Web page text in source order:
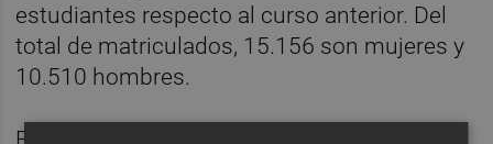
estudiantes respecto al curso anterior. Del
total de matriculados, 15.156 son mujeres y
10.510 hombres.